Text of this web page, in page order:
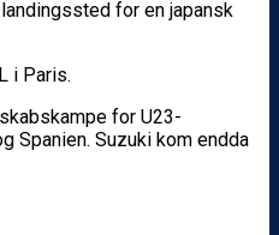
for en japansk
i Paris.
for U23-
Spanien. Suzuki kom endda